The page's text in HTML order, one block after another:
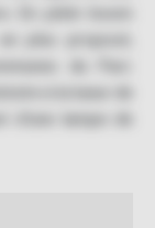
En plein boom
plus proposé,
du Parc
à la lueur de
lampe de